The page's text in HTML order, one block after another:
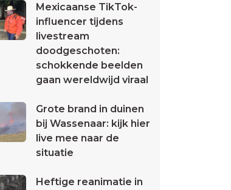
Mexicaanse TikTok-
influencer tijdens
livestream
doodgeschoten:
schokkende beelden
gaan wereldwijd viraal
Grote brand in duinen
bij Wassenaar: kijk hier
live mee naar de
situatie
Heftige reanimatie in